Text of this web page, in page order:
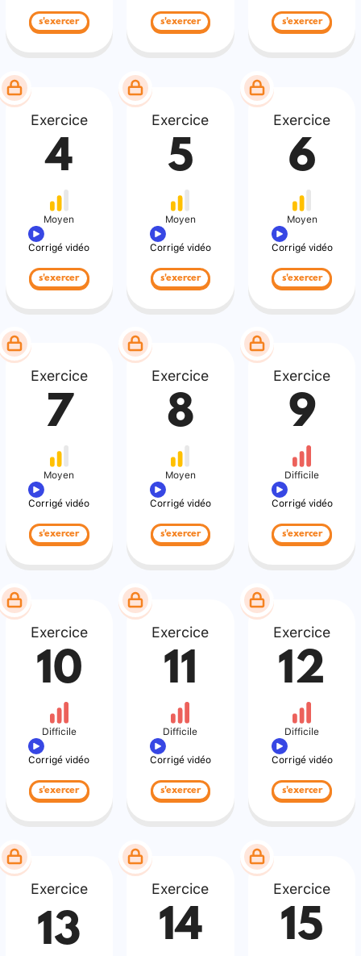
s'exercer s'exercer s'exercer
Exercice
4
Moyen
Corrigé vidéo
s'exercer
Exercice
5
Moyen
Corrigé vidéo
s'exercer
Exercice
6
Moyen
Corrigé vidéo
s'exercer
Exercice
7
Moyen
Corrigé vidéo
s'exercer
Exercice
8
Moyen
Corrigé vidéo
s'exercer
Exercice
9
Difficile
Corrigé vidéo
s'exercer
Exercice
10
Difficile
Corrigé vidéo
s'exercer
Exercice
11
Difficile
Corrigé vidéo
s'exercer
Exercice
12
Difficile
Corrigé vidéo
s'exercer
Exercice
13
Exercice
14
Exercice
15